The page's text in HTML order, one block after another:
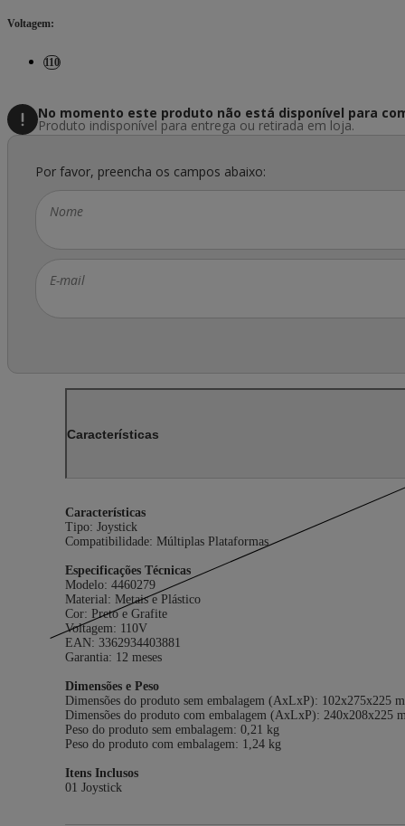
Voltagem:
110
No momento este produto não está disponível para
Produto indisponível para entrega ou retirada em loja.
Por favor, preencha os campos abaixo:
Nome
E-mail
Características
Características
Tipo: Joystick
Compatibilidade: Múltiplas Plataformas
Especificações Técnicas
Modelo: 4460279
Material: Metais e Plástico
Cor: Preto e Grafite
Voltagem: 110V
EAN: 3362934403881
Garantia: 12 meses
Dimensões e Peso
Dimensões do produto sem embalagem (AxLxP): 102x275x225
Dimensões do produto com embalagem (AxLxP): 240x208x225
Peso do produto sem embalagem: 0,21 kg
Peso do produto com embalagem: 1,24 kg
Itens Inclusos
01 Joystick